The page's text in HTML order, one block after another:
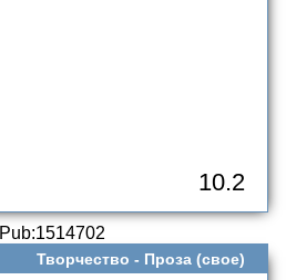
10.2
Pub:1514702
Творчество - Проза (свое)